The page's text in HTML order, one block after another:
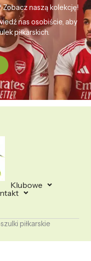
Zobacz naszą kolekcję!
nas osobiście, aby
piłkarskich.
Klubowe
piłkarskie